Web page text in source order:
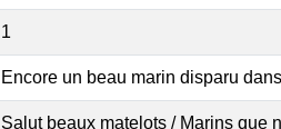
1
Encore un beau marin disparu
Salut beaux matelots / Marins que